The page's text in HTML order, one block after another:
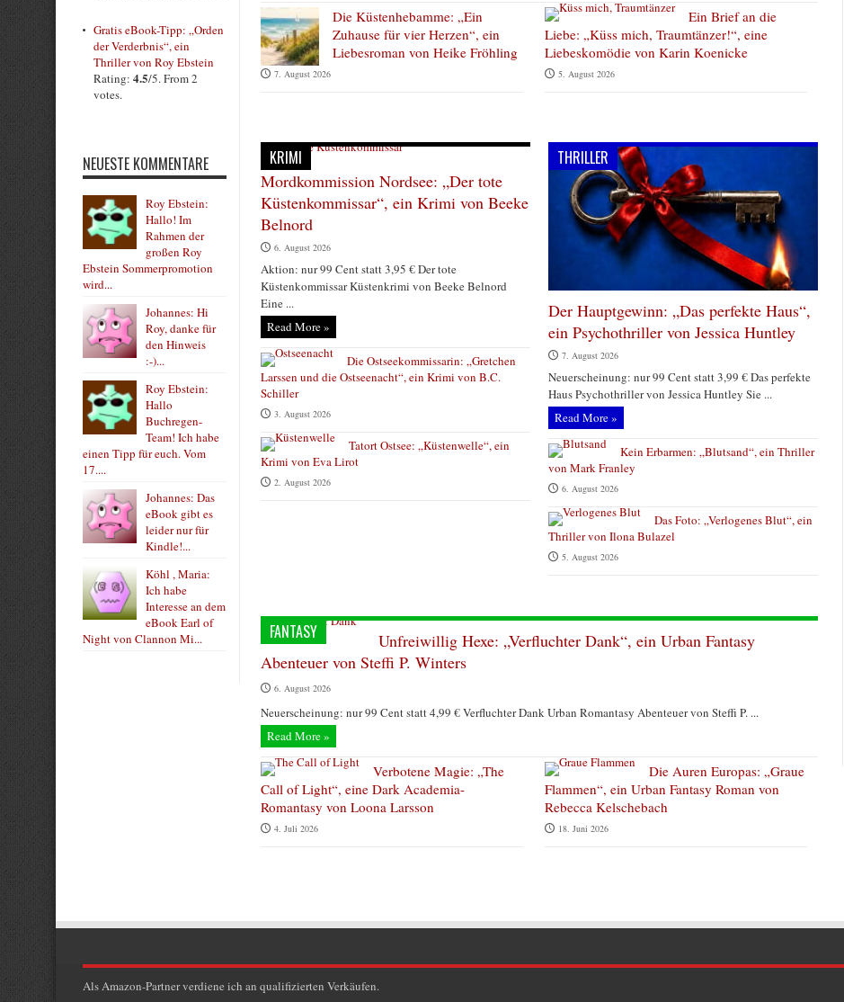
Die Küstenhebamme: „Ein
Zuhause für vier Herzen“, ein
Liebesroman von Heike Fröhling
7. August 2026
Ein Brief an die
Liebe: „Küss mich, Traumtänzer!“, eine
Liebeskomödie von Karin Koenicke
5. August 2026
KRIMI
Mordkommission Nordsee: „Der tote
Küstenkommissar“, ein Krimi von Beeke
Belnord
6. August 2026
Aktion: nur 99 Cent statt 3,95 € Der tote
Küstenkommissar Küstenkrimi von Beeke Belnord
Eine ...
Read More »
Die Ostseekommissarin: „Gretchen
Larssen und die Ostseenacht“, ein Krimi von B.C.
Schiller
3. August 2026
Tatort Ostsee: „Küstenwelle“, ein
Krimi von Eva Lirot
2. August 2026
THRILLER
Der Hauptgewinn: „Das perfekte Haus“,
ein Psychothriller von Jessica Huntley
7. August 2026
Neuerscheinung: nur 99 Cent statt 3,99 € Das perfekte
Haus Psychothriller von Jessica Huntley Sie ...
Read More »
Kein Erbarmen: „Blutsand“, ein Thriller
von Mark Franley
6. August 2026
Das Foto: „Verlogenes Blut“, ein
Thriller von Ilona Bulazel
5. August 2026
FANTASY
Unfreiwillig Hexe: „Verfluchter Dank“, ein Urban Fantasy
Abenteuer von Steffi P. Winters
6. August 2026
Neuerscheinung: nur 99 Cent statt 4,99 € Verfluchter Dank Urban Romantasy Abenteuer von Steffi P. ...
Read More »
Verbotene Magie: „The
Call of Light“, eine Dark Academia-
Romantasy von Loona Larsson
4. Juli 2026
Die Auren Europas: „Graue
Flammen“, ein Urban Fantasy Roman von
Rebecca Kelschebach
18. Juni 2026
Gratis eBook-Tipp: „Orden
der Verderbnis“, ein
Thriller von Roy Ebstein
Rating: 4.5/5. From 2
votes.
NEUESTE KOMMENTARE
Roy Ebstein:
Hallo! Im
Rahmen der
großen Roy
Ebstein Sommerpromotion
wird...
Johannes: Hi
Roy, danke für
den Hinweis
:-)...
Roy Ebstein:
Hallo
Buchregen-
Team! Ich habe
einen Tipp für euch. Vom
17....
Johannes: Das
eBook gibt es
leider nur für
Kindle!...
Köhl , Maria:
Ich habe
Interesse an dem
eBook Earl of
Night von Clannon Mi...
Als Amazon-Partner verdiene ich an qualifizierten Verkäufen.